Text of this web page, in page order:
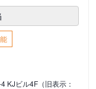
KJビル4F（旧表示：